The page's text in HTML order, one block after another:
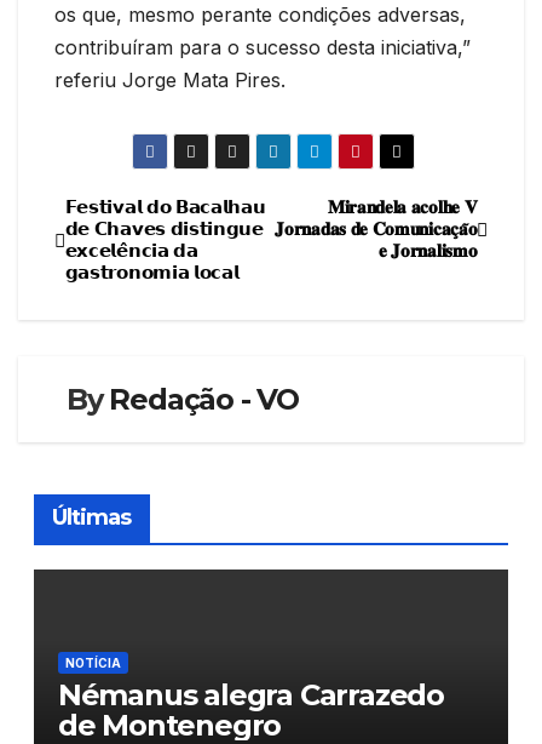
os que, mesmo perante condições adversas,
contribuíram para o sucesso desta iniciativa,”
referiu Jorge Mata Pires.
Navegação
de
𝐌𝐢𝐫𝐚𝐧𝐝𝐞𝐥𝐚 𝐚𝐜𝐨𝐥𝐡𝐞 𝐕
𝐉𝐨𝐫𝐧𝐚𝐝𝐚𝐬 𝐝𝐞 𝐂𝐨𝐦𝐮𝐧𝐢𝐜𝐚𝐜̧𝐚̃𝐨
𝐞 𝐉𝐨𝐫𝐧𝐚𝐥𝐢𝐬𝐦𝐨
𝗙𝗲𝘀𝘁𝗶𝘃𝗮𝗹 𝗱𝗼 𝗕𝗮𝗰𝗮𝗹𝗵𝗮𝘂
𝗱𝗲 𝗖𝗵𝗮𝘃𝗲𝘀 𝗱𝗶𝘀𝘁𝗶𝗻𝗴𝘂𝗲
𝗲𝘅𝗰𝗲𝗹𝗲̂𝗻𝗰𝗶𝗮 𝗱𝗮
𝗴𝗮𝘀𝘁𝗿𝗼𝗻𝗼𝗺𝗶𝗮 𝗹𝗼𝗰𝗮𝗹
ByRedação - VO
Últimas
NOTÍCIA
Némanus alegra Carrazedo
de Montenegro